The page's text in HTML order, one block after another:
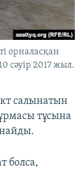
орналасқан
cәуір 2017 жыл.
салынатын
тұсына
болса,